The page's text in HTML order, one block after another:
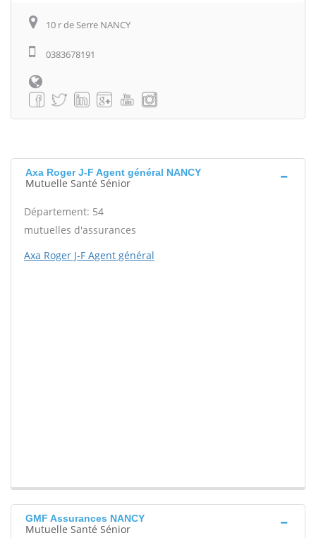
10 r de Serre NANCY
0383678191
Axa Roger J-F Agent général NANCY
Mutuelle Santé Sénior
Département: 54
mutuelles d'assurances
Axa Roger J-F Agent général
GMF Assurances NANCY
Mutuelle Santé Sénior